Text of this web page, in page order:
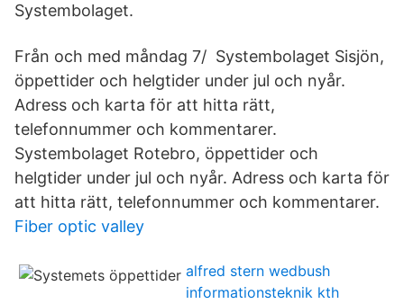
Systembolaget.
Från och med måndag 7/ Systembolaget Sisjön,
öppettider och helgtider under jul och nyår.
Adress och karta för att hitta rätt,
telefonnummer och kommentarer.
Systembolaget Rotebro, öppettider och
helgtider under jul och nyår. Adress och karta för
att hitta rätt, telefonnummer och kommentarer.
Fiber optic valley
alfred stern wedbush
informationsteknik kth